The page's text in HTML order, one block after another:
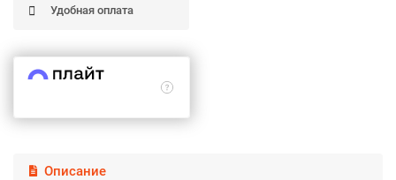
Удобная оплата
Описание